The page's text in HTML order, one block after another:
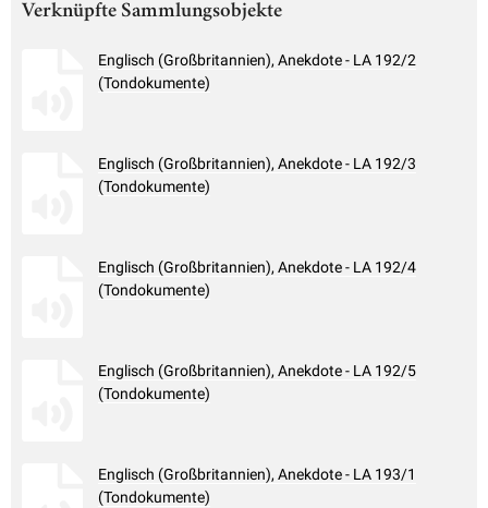
Verknüpfte Sammlungsobjekte
Englisch (Großbritannien), Anekdote - LA 192/2
(Tondokumente)
Englisch (Großbritannien), Anekdote - LA 192/3
(Tondokumente)
Englisch (Großbritannien), Anekdote - LA 192/4
(Tondokumente)
Englisch (Großbritannien), Anekdote - LA 192/5
(Tondokumente)
Englisch (Großbritannien), Anekdote - LA 193/1
(Tondokumente)